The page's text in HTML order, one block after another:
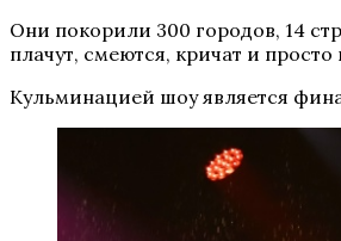
Они покорили 300 городов, 14
плачут, смеются, кричат и
Кульминацией шоу является